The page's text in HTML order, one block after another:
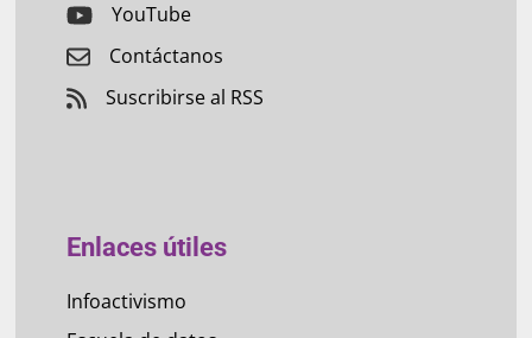
YouTube
Contáctanos
Suscribirse al RSS
Enlaces útiles
Infoactivismo